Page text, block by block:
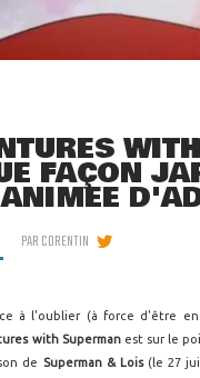
FAÇON
PARCORENTIN
à l'oublier (à force d'être
with Supermanest sur le
de Superman & Lois(le 27